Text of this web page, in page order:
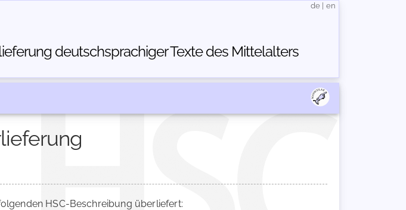
deutschsprachiger Texte des Mittelalters
de en
HSC-Beschreibung überliefert: